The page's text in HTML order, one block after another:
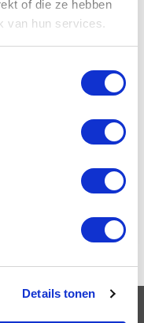
of die ze hebben
van hun services.
Details tonen